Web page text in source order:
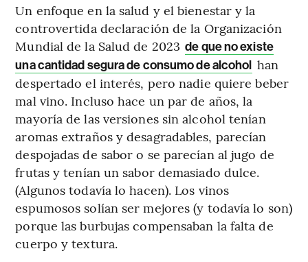
Un enfoque en la salud y el bienestar y la
controvertida declaración de la Organización
Mundial de la Salud de 2023 de que no existe
una cantidad segura de consumo de alcohol han
despertado el interés, pero nadie quiere beber
mal vino. Incluso hace un par de años, la
mayoría de las versiones sin alcohol tenían
aromas extraños y desagradables, parecían
despojadas de sabor o se parecían al jugo de
frutas y tenían un sabor demasiado dulce.
(Algunos todavía lo hacen). Los vinos
espumosos solían ser mejores (y todavía lo son)
porque las burbujas compensaban la falta de
cuerpo y textura.